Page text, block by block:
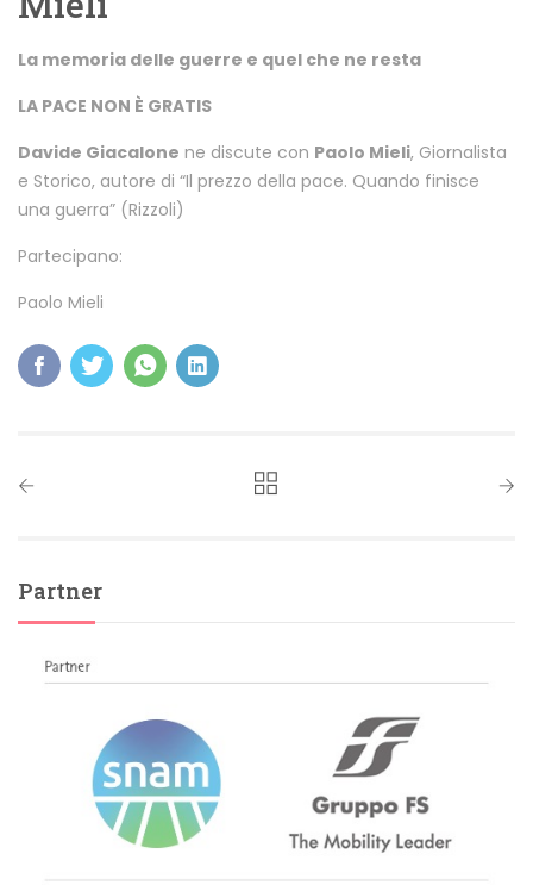
La memoria delle guerre e quel che ne resta
LA PACE NON È GRATIS
Davide Giacalone ne discute con Paolo Mieli, Giornalista
e Storico, autore di “Il prezzo della pace. Quando finisce
una guerra” (Rizzoli)
Partecipano:
Paolo Mieli
Partner